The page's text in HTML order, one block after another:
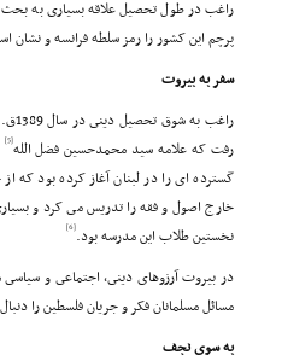
راغب در طول تحصیل علاقه بسیارى به
پرچم این کشور را رمز سلطه فرانسه و نشان استعمار مى دانست، در 15
سفر به بیروت
رفت که علامه سید محمدحسین فضل الله[5]
گسترده اى را در لبنان آغاز کرده بود که
خارج اصول و فقه را تدریس مى کرد و
نخستین طلاب این مدرسه بود.[6]
در بیروت آرزوهاى دینى، اجتماعى و
مسائل مسلمانان فکر و جریان فلسطین را
به سوى نجف